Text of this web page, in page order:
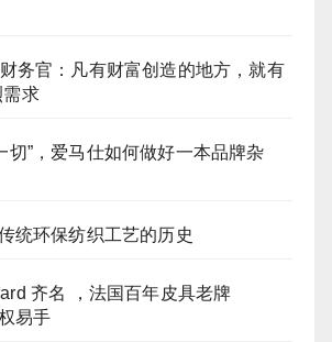
务官：凡有财富创造的地方，就有
需求
切”，爱马仕如何做好一本品牌杂
统环保纺织工艺的历史
齐名 ，法国百年皮具老牌
易手